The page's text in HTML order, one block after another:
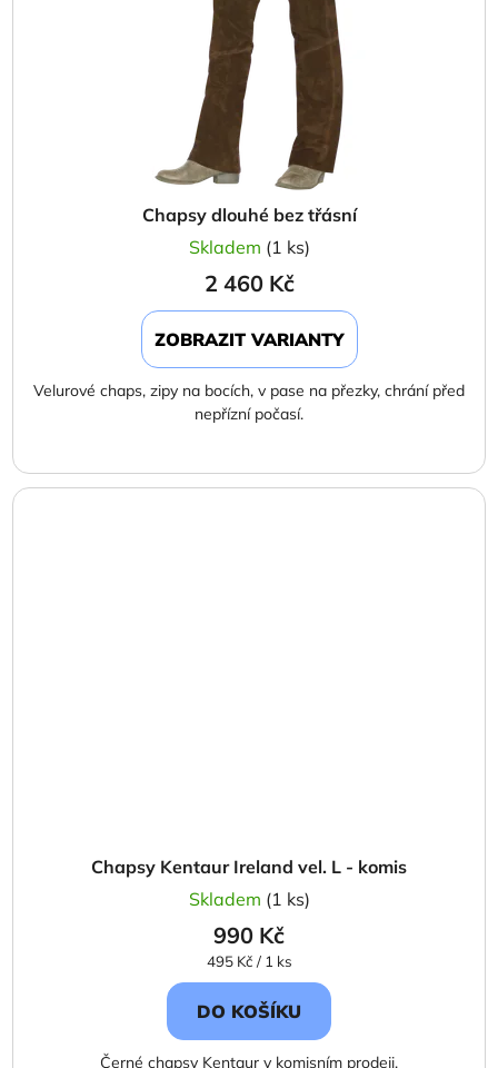
Chapsy dlouhé bez třásní
Skladem (1 ks)
2 460 Kč
ZOBRAZIT VARIANTY
Velurové chaps, zipy na bocích, v pase na přezky, chrání před
nepřízní počasí.
Chapsy Kentaur Ireland vel. L - komis
Skladem (1 ks)
990 Kč
Měrná
cena:
495 Kč / 1 ks
DO KOŠÍKU
Černé chapsy Kentaur v komisním prodeji.